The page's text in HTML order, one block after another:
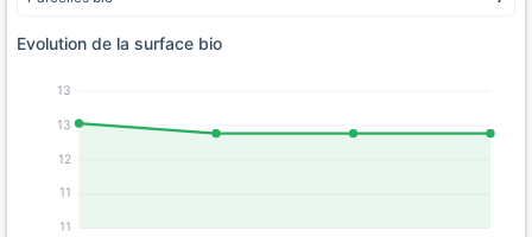
Evolution de la surface bio
11
11
12
13
13